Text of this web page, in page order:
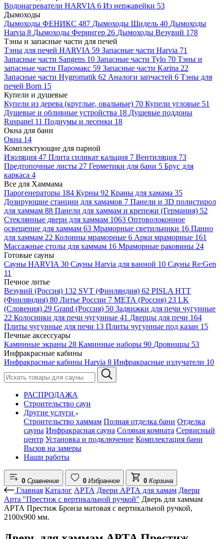
Водонагреватели HARVIA 6 Из нержавейки 53
Дымоходы
Дымоходы ФЕНИКС 487 Дымоходы Шидель 40 Дымоходы
Harvia 8 Дымоходы Ферингер 26 Дымоходы Везувий 178
Тэны и запасные части для печей
Тэны для печей HARVIA 59 Запасные части Harvia 71
Запасные части Sangens 10 Запасные части Tylo 70 Тэны и
запасные части Паромакс 59 Запасные части Karina 22
Запасные части Hygromatik 62 Аналоги запчастей 6 Тэны для
печей Born 15
Купели и душевые
Купели из дерева (круглые, овальные) 70 Купели угловые 51
Душевые и обливные устройства 18 Душевые поддоны
Ruspanel 11 Подиумы и лесенки 18
Окна для бани
Окна 14
Комплектующие для парной
Изоляция 47 Плита силикат кальция 7 Вентиляция 73
Предтопочные листы 27 Герметики для бани 5 Брус для
каркаса 4
Все для Хаммама
Парогенераторы 184 Курны 92 Краны для хамама 35
Дозирующие станции для хамамов 7 Панели и 3D полистирол
для хаммам 88 Панели для хаммам и крепежи (Германия) 52
Стеклянные двери для хаммам 1063 Оптоволоконное
освещение для хаммам 63 Мраморные светильники 16 Панно
для хаммам 22 Колонны мраморные 6 Арки мраморные 161
Массажные столы для хаммам 16 Мраморные раковины 24
Готовые сауны
Сауны HARVIA 30 Сауны Harvia для ванной 10 Сауны Re:Gen
11
Печное литье
Везувий (Россия) 132 SVT (Финляндия) 62 PISLA HTT
(Финляндия) 80 Литье России 7 МЕТА (Россия) 23 LK
(Словения) 29 Grand (Россия) 50 Задвижки для печи чугунные
22 Колосники для печи чугунные 41 Дверцы для печи 164
Плиты чугунные для печи 13 Плиты чугунные под казан 15
Печные аксессуары
Каминные экраны 28 Каминные наборы 90 Дровницы 53
Инфракрасные кабины
Инфракрасные кабины Harvia 8 Инфракрасные излучатели 10
РАСПРОДАЖА
Строительство саун
Другие услуги
Строительство хаммам Полная отделка бани Отделка
сауны Инфракрасная сауна Соляная комната Сервисный
центр Установка и подключение Комплектация бани
Вызов на замеры
Наши работы
0 Сравнение 0 Избранное 0 Корзина
Главная Каталог АРТА Двери АРТА для хамам Двери
Арта "Престиж с вертикальной ручкой" Дверь для хаммам
АРТА Престиж Бронза матовая с вертикальной ручкой,
2100х900 мм.